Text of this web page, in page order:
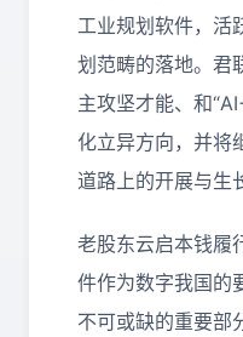
工业规划软件，活
划范畴的落地。君
主攻坚才能、和
化立异方向，并将
道路上的开展与生
老股东云启本钱履
件作为数字我国的
不可或缺的重要部